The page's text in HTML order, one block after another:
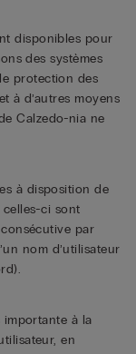
disponibles pour
des systèmes
protection des
à d’autres moyens
Calzedo-nia ne
à disposition de
celles-ci sont
par
nom d’utilisateur
à la
en